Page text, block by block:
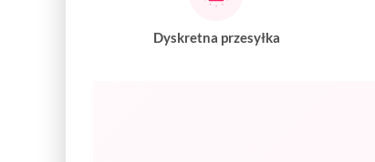
Dyskretna przesyłka